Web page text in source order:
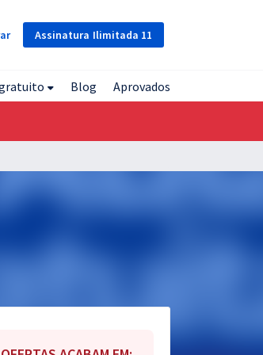
Assinatura Ilimitada 11
Blog Aprovados